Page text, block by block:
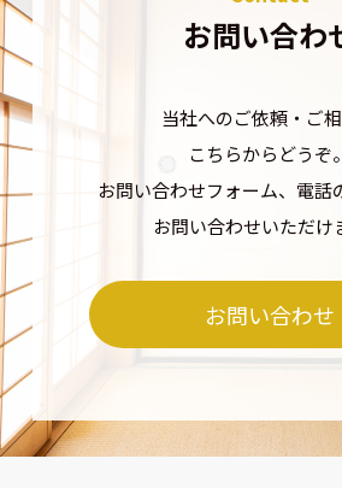
お問い合わ
当社へのご依頼・ご
こちらからどうぞ。
お問い合わせフォーム、電話
お問い合わせいただけ
お問い合わせ